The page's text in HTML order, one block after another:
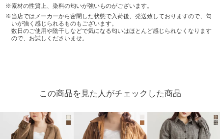
素材の性質上、染料の匂いが強いものがございます。
当店ではメーカーから密閉した状態で入荷後、発送致しておりますので、匂
いが強く感じられるものもございます。
数日のご使用や陰干しなどで気になる匂いはほとんど感じられなくなります
ので、お試しくださいませ。
この商品を見た人がチェックした商品